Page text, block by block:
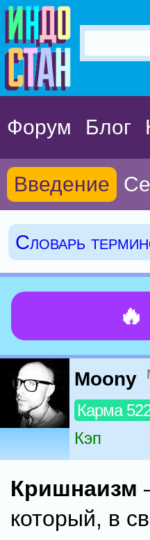
Форум Блог
Введение
Словарь
Moony
Карма
Кэп
Кришнаизм
который, в